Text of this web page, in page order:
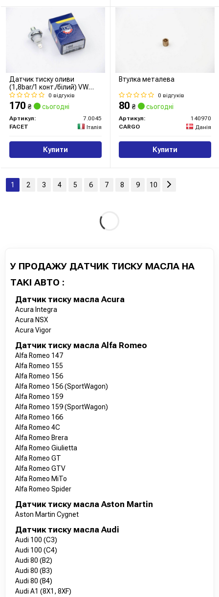
Датчик тиску оливи
(1,8bar/1 конт./білий) VW
T3/T4/LT 73-040 відгуків
170 ₴ сьогодні
Артикул:
7.0045
FACET
Італія
Купити
Втулка металева
0 відгуків
80 ₴ сьогодні
Артикул:
140970
CARGO
Данія
Купити
1 2 3 4 5 6 7 8 9 10
У ПРОДАЖУ ДАТЧИК ТИСКУ МАСЛА НА
ТАКІ АВТО :
Датчик тиску масла Acura
Acura Integra
Acura NSX
Acura Vigor
Датчик тиску масла Alfa Romeo
Alfa Romeo 147
Alfa Romeo 155
Alfa Romeo 156
Alfa Romeo 156 (SportWagon)
Alfa Romeo 159
Alfa Romeo 159 (SportWagon)
Alfa Romeo 166
Alfa Romeo 4C
Alfa Romeo Brera
Alfa Romeo Giulietta
Alfa Romeo GT
Alfa Romeo GTV
Alfa Romeo MiTo
Alfa Romeo Spider
Датчик тиску масла Aston Martin
Aston Martin Cygnet
Датчик тиску масла Audi
Audi 100 (C3)
Audi 100 (C4)
Audi 80 (B2)
Audi 80 (B3)
Audi 80 (B4)
Audi A1 (8X1, 8XF)